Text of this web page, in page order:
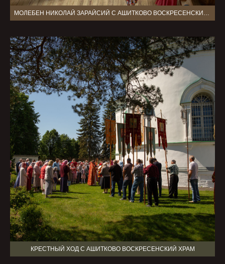
МОЛЕБЕН НИКОЛАЙ ЗАРАЙСИЙ С АШИТКОВО ВОСКРЕСЕНСКИЙ ХРАМ
КРЕСТНЫЙ ХОД С АШИТКОВО ВОСКРЕСЕНСКИЙ ХРАМ